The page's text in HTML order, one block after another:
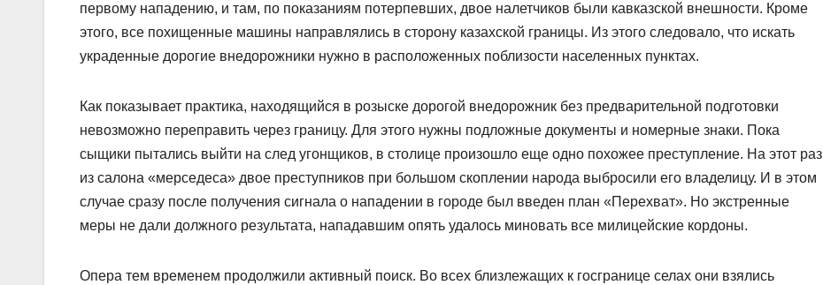
первому нападению, и там, по показаниям потерпевших, двое налетчиков были кавказской внешности. Кроме
этого, все похищенные машины направлялись в сторону казахской границы. Из этого следовало, что искать
украденные дорогие внедорожники нужно в расположенных поблизости населенных пунктах.
Как показывает практика, находящийся в розыске дорогой внедорожник без предварительной подготовки
невозможно переправить через границу. Для этого нужны подложные документы и номерные знаки. Пока
сыщики пытались выйти на след угонщиков, в столице произошло еще одно похожее преступление. На этот раз
из салона «мерседеса» двое преступников при большом скоплении народа выбросили его владелицу. И в этом
случае сразу после получения сигнала о нападении в городе был введен план «Перехват». Но экстренные
меры не дали должного результата, нападавшим опять удалось миновать все милицейские кордоны.
Опера тем временем продолжили активный поиск. Во всех близлежащих к госгранице селах они взялись